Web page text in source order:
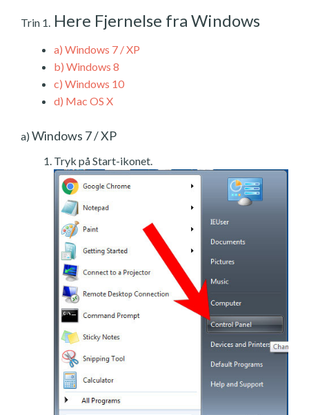
Trin 1. Here Fjernelse fra Windows
a) Windows 7 / XP
b) Windows 8
c) Windows 10
d) Mac OS X
a) Windows 7 / XP
Tryk på Start-ikonet.